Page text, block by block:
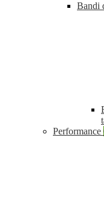
Bandi
Performance